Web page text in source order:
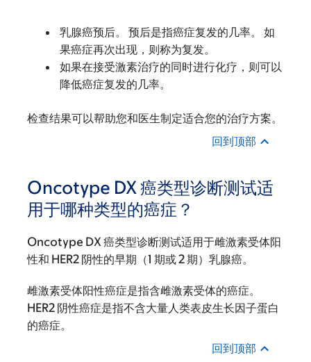
乳腺癌预后。 预后是指癌症复发的几率。 如
果癌症再次出现，则称为复发。
如果在接受激素治疗的同时进行化疗，则可以
降低癌症复发的几率。
检查结果可以帮助您和医生制定适合您的治疗方案。
回到顶部
Oncotype DX 癌类型诊断测试适
用于哪种类型的癌症？
Oncotype DX 癌类型诊断测试适用于雌激素受体阳
性和 HER2 阴性的早期（1 期或 2 期）乳腺癌。
雌激素受体阳性癌症是指含雌激素受体的癌症。
HER2 阴性癌症是指不含大量人类表皮生长因子蛋白
的癌症。
回到顶部